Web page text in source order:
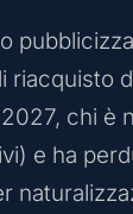
chi è
e ha